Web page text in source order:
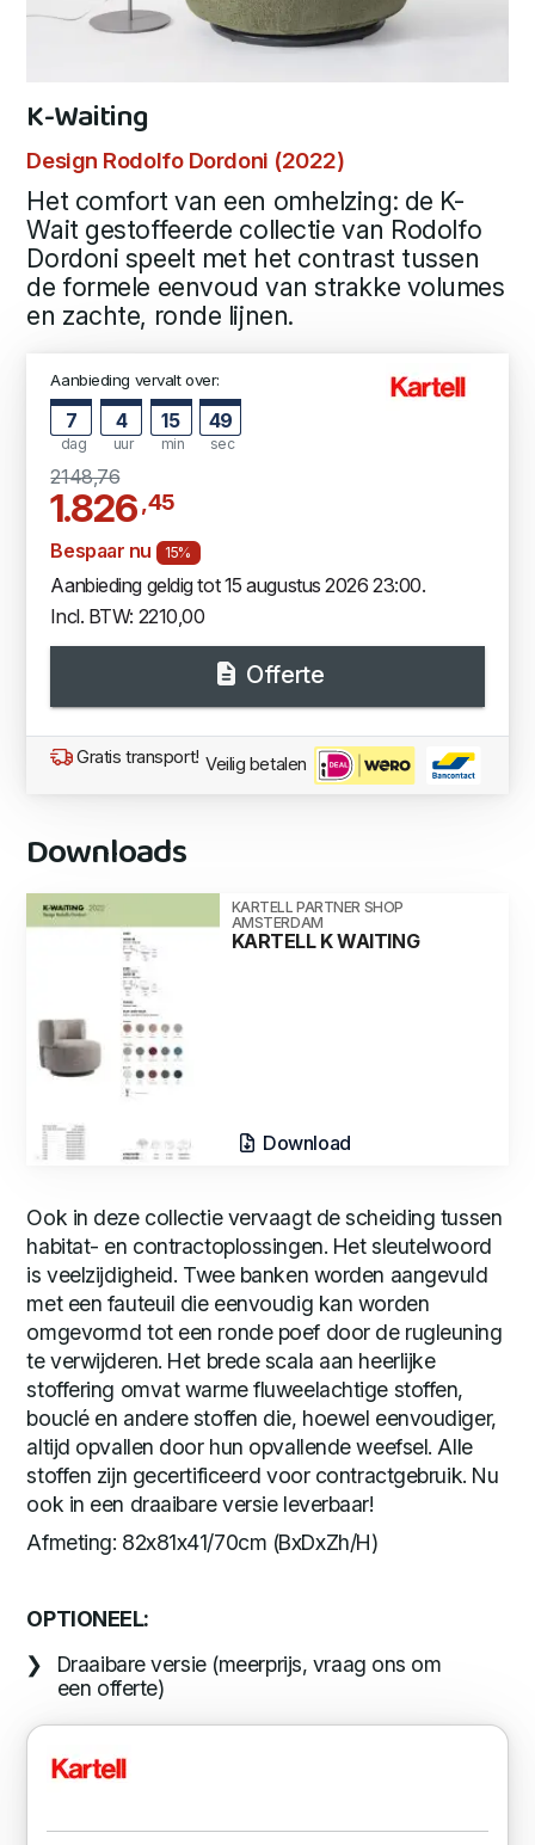
K-Waiting
Design Rodolfo Dordoni (2022)
Het comfort van een omhelzing: de K-
Wait gestoffeerde collectie van Rodolfo
Dordoni speelt met het contrast tussen
de formele eenvoud van strakke volumes
en zachte, ronde lijnen.
Aanbieding vervalt over:
7
dag
4
uur
15
min
48
sec
2148,76
1.826,45
Bespaar nu 15%
Aanbieding geldig tot 15 augustus 2026 23:00.
Incl. BTW: 2210,00
Offerte
Gratis transport! Veilig betalen
Downloads
KARTELL PARTNER SHOP
AMSTERDAM
KARTELL K WAITING
Download
Ook in deze collectie vervaagt de scheiding tussen
habitat- en contractoplossingen. Het sleutelwoord
is veelzijdigheid. Twee banken worden aangevuld
met een fauteuil die eenvoudig kan worden
omgevormd tot een ronde poef door de rugleuning
te verwijderen. Het brede scala aan heerlijke
stoffering omvat warme fluweelachtige stoffen,
bouclé en andere stoffen die, hoewel eenvoudiger,
altijd opvallen door hun opvallende weefsel. Alle
stoffen zijn gecertificeerd voor contractgebruik. Nu
ook in een draaibare versie leverbaar!
Afmeting: 82x81x41/70cm (BxDxZh/H)
OPTIONEEL:
Draaibare versie (meerprijs, vraag ons om
een offerte)